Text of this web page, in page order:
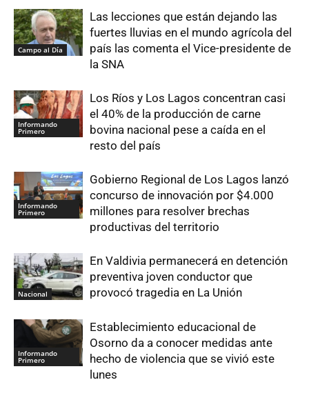
Campo al Día
Las lecciones que están dejando las
fuertes lluvias en el mundo agrícola del
país las comenta el Vice-presidente de
la SNA
Informando
Primero
Los Ríos y Los Lagos concentran casi
el 40% de la producción de carne
bovina nacional pese a caída en el
resto del país
Informando
Primero
Gobierno Regional de Los Lagos lanzó
concurso de innovación por $4.000
millones para resolver brechas
productivas del territorio
Nacional
En Valdivia permanecerá en detención
preventiva joven conductor que
provocó tragedia en La Unión
Informando
Primero
Establecimiento educacional de
Osorno da a conocer medidas ante
hecho de violencia que se vivió este
lunes